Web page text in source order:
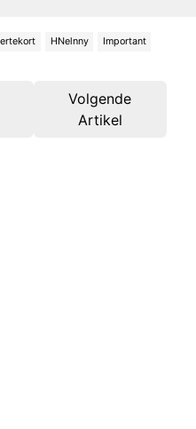
HNelnny Important
Volgende
Artikel